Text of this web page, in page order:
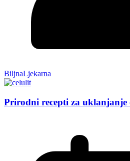
BiljnaLjekarna
Prirodni recepti za uklanjanje